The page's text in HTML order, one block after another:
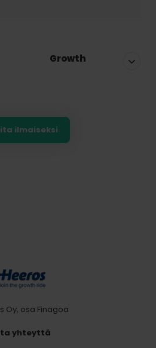
Growth
ilmaiseksi
Oy, osa Finagoa
yhteyttä